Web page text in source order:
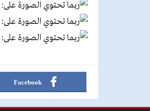
Facebook